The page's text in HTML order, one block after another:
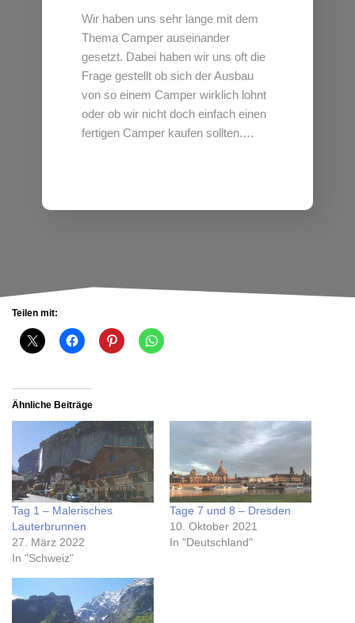
Wir haben uns sehr lange mit dem
Thema Camper auseinander
gesetzt. Dabei haben wir uns oft die
Frage gestellt ob sich der Ausbau
von so einem Camper wirklich lohnt
oder ob wir nicht doch einfach einen
fertigen Camper kaufen sollten.…
Teilen mit:
Ähnliche Beiträge
Tag 1 – Malerisches
Lauterbrunnen
27. März 2022
In "Schweiz"
Tage 7 und 8 – Dresden
10. Oktober 2021
In "Deutschland"